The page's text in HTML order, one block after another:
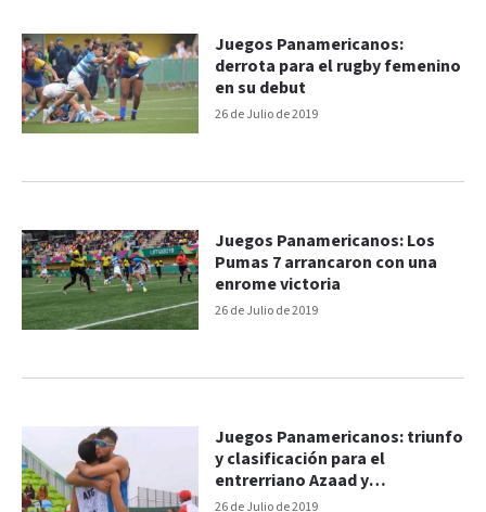
26 de Julio de 2019
Juegos Panamericanos:
derrota para el rugby femenino
en su debut
26 de Julio de 2019
Juegos Panamericanos: Los
Pumas 7 arrancaron con una
enrome victoria
26 de Julio de 2019
Juegos Panamericanos: triunfo
y clasificación para el
entrerriano Azaad y
Capogrosso